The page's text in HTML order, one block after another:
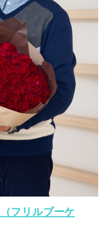
（フリルブーケ